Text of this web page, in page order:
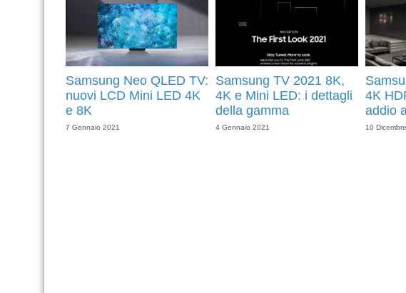
Samsung Neo QLED TV:
nuovi LCD Mini LED 4K
e 8K
7 Gennaio 2021
Samsung TV 2021 8K,
4K e Mini LED: i dettagli
della gamma
4 Gennaio 2021
4K
addio
10